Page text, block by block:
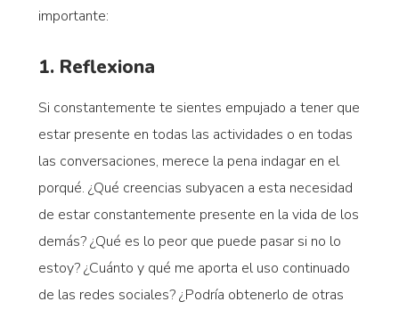
importante:
1. Reflexiona
Si constantemente te sientes empujado a tener que
estar presente en todas las actividades o en todas
las conversaciones, merece la pena indagar en el
porqué. ¿Qué creencias subyacen a esta necesidad
de estar constantemente presente en la vida de los
demás? ¿Qué es lo peor que puede pasar si no lo
estoy? ¿Cuánto y qué me aporta el uso continuado
de las redes sociales? ¿Podría obtenerlo de otras